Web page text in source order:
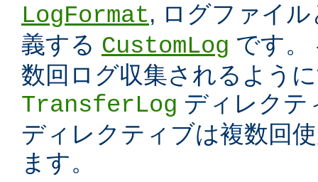
LogFormat, ログファイ
義する CustomLog です。
数回ログ収集されるよう
TransferLog ディレク
ディレクティブは複数回
ます。